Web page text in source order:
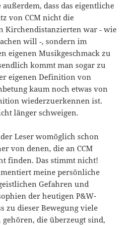
dass das eigentliche
von CCM nicht die
Kirchendistanzierten war ‑ wie
will ‑, sondern im
eigenen Musikgeschmack zu
kommt man sogar zu
eigenen Definition von
kaum noch etwas von
wiederzu­erkennen ist.
länger schweigen.
Leser womöglich schon
von denen, die an CCM
finden. Das stimmt nicht!
meine persönliche
Gefahren und
der heutigen P&W-
zu dieser Bewegung viele
die überzeugt sind,